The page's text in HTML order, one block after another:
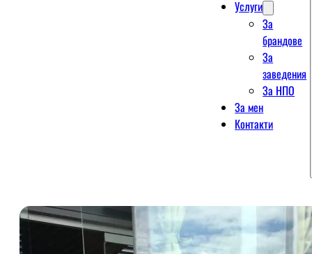
Услуги
За
брандове
За
заведения
За НПО
За мен
Контакти